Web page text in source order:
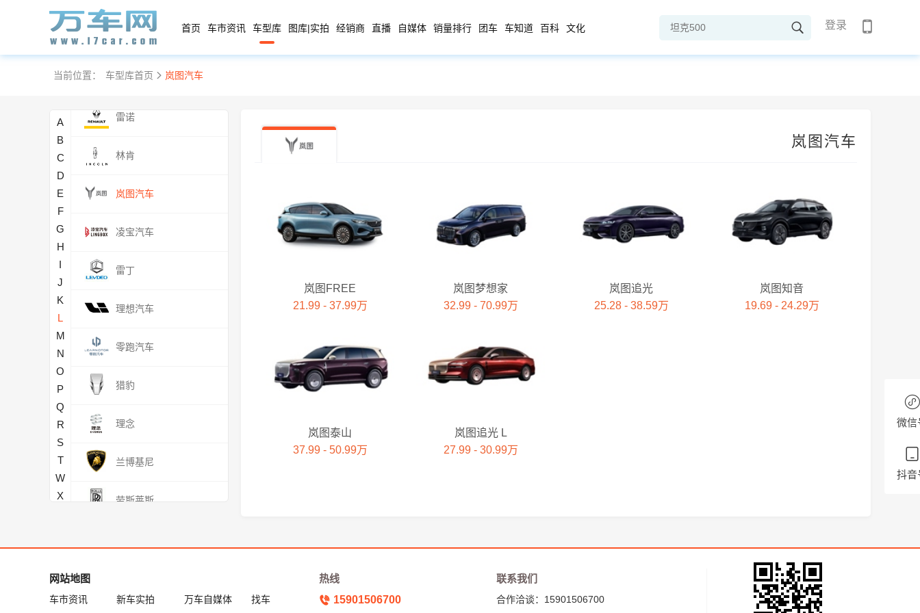
首页 车市资讯 车型库 图库|实拍 经销商 直播 自媒体 销量排行 团车 车知道 百科 文化 登录
当前位置： 车型库首页 岚图汽车
A
B
C
D
E
F
G
H
I
J
K
L
M
N
O
P
Q
R
S
T
W
X
路虎
铃木
雷诺
林肯
岚图汽车
凌宝汽车
雷丁
理想汽车
零跑汽车
猎豹
理念
兰博基尼
劳斯莱斯
岚图汽车
岚图FREE
21.99 - 37.99万
岚图梦想家
32.99 - 70.99万
岚图追光
25.28 - 38.59万
岚图知音
19.69 - 24.29万
岚图泰山
37.99 - 50.99万
岚图追光 L
27.99 - 30.99万
微信
抖音
网站地图
车市资讯 新车实拍 万车自媒体 找车
热线
15901506700
联系我们
合作洽谈：15901506700